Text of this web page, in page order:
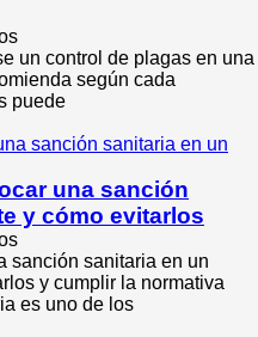
un control de plagas en una
según cada
puede
una sanción
y cómo evitarlos
sanción sanitaria en un
y cumplir la normativa
es uno de los